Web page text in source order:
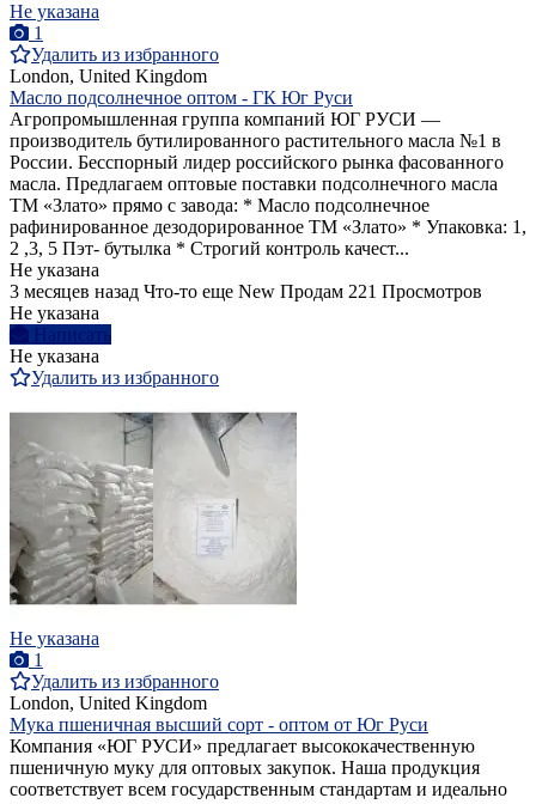
Не указана
1
Удалить из избранного
London, United Kingdom
Масло подсолнечное оптом - ГК Юг Руси
Агропромышленная группа компаний ЮГ РУСИ —
производитель бутилированного растительного масла №1 в
России. Бесспорный лидер российского рынка фасованного
масла. Предлагаем оптовые поставки подсолнечного масла
ТМ «Злато» прямо с завода: * Масло подсолнечное
рафинированное дезодорированное ТМ «Злато» * Упаковка: 1,
2 ,3, 5 Пэт- бутылка * Строгий контроль качест...
Не указана
3 месяцев назад Что-то еще New Продам 221 Просмотров
Не указана
Написать
Не указана
Удалить из избранного
Не указана
1
Удалить из избранного
London, United Kingdom
Мука пшеничная высший сорт - оптом от Юг Руси
Компания «ЮГ РУСИ» предлагает высококачественную
пшеничную муку для оптовых закупок. Наша продукция
соответствует всем государственным стандартам и идеально